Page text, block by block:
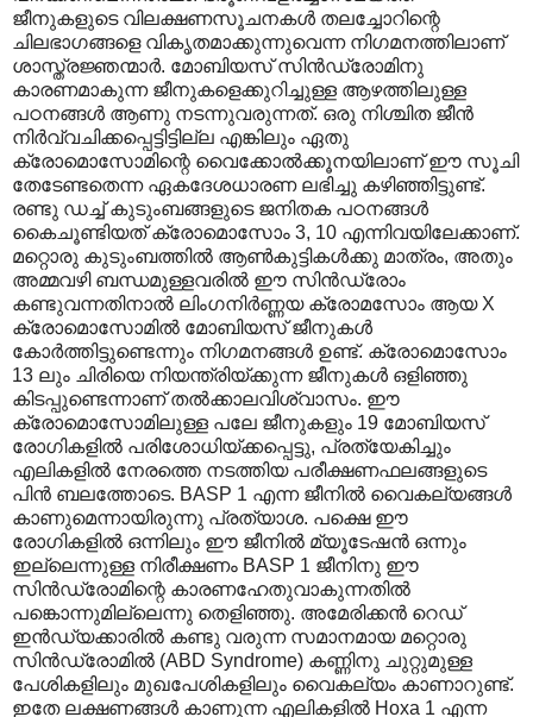
ജീനുകളുടെ വിലക്ഷണസൂചനകൾ തലച്ചോറിന്റെ
ചിലഭാഗങ്ങളെ വികൃതമാക്കുന്നുവെന്ന നിഗമനത്തിലാണ്
ശാസ്ത്രജ്ഞന്മാർ. മോബിയസ് സിൻഡ്രോമിനു
കാരണമാകുന്ന ജീനുകളെക്കുറിച്ചുള്ള ആഴത്തിലുള്ള
പഠനങ്ങൾ ആണു നടന്നുവരുന്നത്. ഒരു നിശ്ചിത ജീൻ
നിർവ്വചിക്കപ്പെട്ടിട്ടില്ല എങ്കിലും ഏതു
ക്രോമൊസോമിന്റെ വൈക്കോൽക്കൂനയിലാണ് ഈ സൂചി
തേടേണ്ടതെന്ന ഏകദേശധാരണ ലഭിച്ചു കഴിഞ്ഞിട്ടുണ്ട്.
രണ്ടു ഡച്ച് കുടുംബങ്ങളുടെ ജനിതക പഠനങ്ങൾ
കൈചൂണ്ടിയത് ക്രോമൊസോം 3, 10 എന്നിവയിലേക്കാണ്.
മറ്റൊരു കുടുംബത്തിൽ ആൺകുട്ടികൾക്കു മാത്രം, അതും
അമ്മവഴി ബന്ധമുള്ളവരിൽ ഈ സിൻഡ്രോം
കണ്ടുവന്നതിനാൽ ലിംഗനിർണ്ണയ ക്രോമസോം ആയ X
ക്രോമൊസോമിൽ മോബിയസ് ജീനുകൾ
കോർത്തിട്ടുണ്ടെന്നും നിഗമനങ്ങൾ ഉണ്ട്. ക്രോമൊസോം
13 ലും ചിരിയെ നിയന്ത്രിയ്ക്കുന്ന ജീനുകൾ ഒളിഞ്ഞു
കിടപ്പുണ്ടെന്നാണ് തൽക്കാലവിശ്വാസം. ഈ
ക്രോമൊസോമിലുള്ള പലേ ജീനുകളും 19 മോബിയസ്
രോഗികളിൽ പരിശോധിയ്ക്കപ്പെട്ടു, പ്രത്യേകിച്ചും
എലികളിൽ നേരത്തെ നടത്തിയ പരീക്ഷണഫലങ്ങളുടെ
പിൻ ബലത്തോടെ. BASP 1 എന്ന ജീനിൽ വൈകല്യങ്ങൾ
കാണുമെന്നായിരുന്നു പ്രത്യാശ. പക്ഷെ ഈ
രോഗികളിൽ ഒന്നിലും ഈ ജീനിൽ മ്യൂടേഷൻ ഒന്നും
ഇല്ലെന്നുള്ള നിരീക്ഷണം BASP 1 ജീനിനു ഈ
സിൻഡ്രോമിന്റെ കാരണഹേതുവാകുന്നതിൽ
പങ്കൊന്നുമില്ലെന്നു തെളിഞ്ഞു. അമേരിക്കൻ റെഡ്
ഇൻഡ്യക്കാരിൽ കണ്ടു വരുന്ന സമാനമായ മറ്റൊരു
സിൻഡ്രോമിൽ (ABD Syndrome) കണ്ണിനു ചുറ്റുമുള്ള
പേശികളിലും മുഖപേശികളിലും വൈകല്യം കാണാറുണ്ട്.
ഇതേ ലക്ഷണങ്ങൾ കാണുന്ന എലികളിൽ Hoxa 1 എന്ന